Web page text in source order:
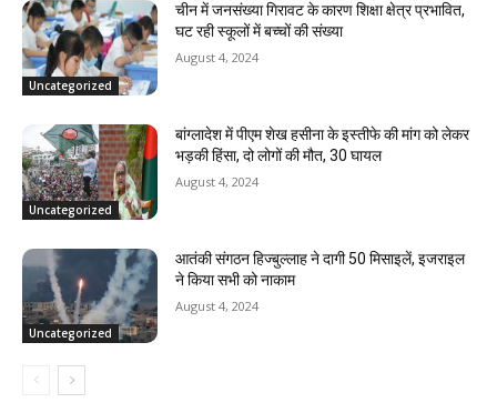
Uncategorized
चीन में जनसंख्या गिरावट के कारण शिक्षा क्षेत्र प्रभावित,
घट रही स्कूलों में बच्चों की संख्या
August 4, 2024
Uncategorized
बांग्लादेश में पीएम शेख हसीना के इस्तीफे की मांग को लेकर
भड़की हिंसा, दो लोगों की मौत, 30 घायल
August 4, 2024
Uncategorized
आतंकी संगठन हिज्बुल्लाह ने दागी 50 मिसाइलें, इजराइल
ने किया सभी को नाकाम
August 4, 2024